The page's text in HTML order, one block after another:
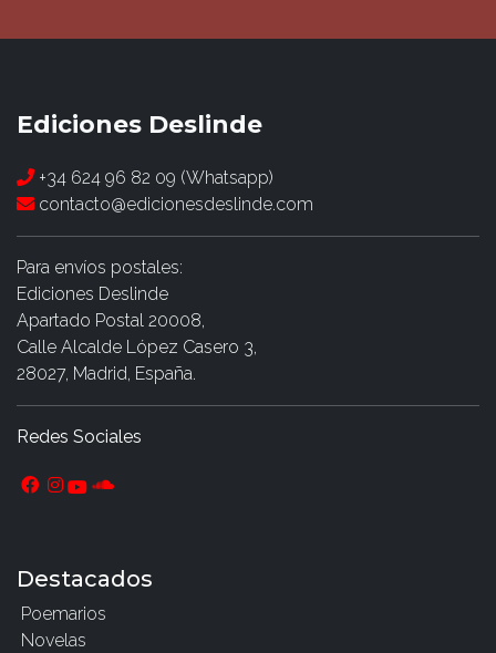
Ediciones Deslinde
+34 624 96 82 09 (Whatsapp)
contacto@edicionesdeslinde.com
Para envíos postales:
Ediciones Deslinde
Apartado Postal 20008,
Calle Alcalde López Casero 3,
28027, Madrid, España.
Redes Sociales
Destacados
Poemarios
Novelas